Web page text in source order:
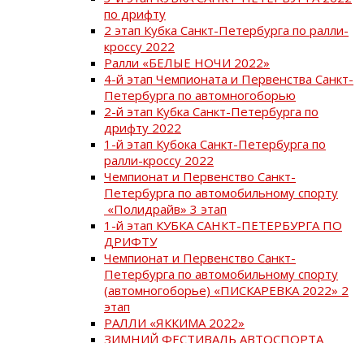
по дрифту
2 этап Кубка Санкт-Петербурга по ралли-
кроссу 2022
Ралли «БЕЛЫЕ НОЧИ 2022»
4-й этап Чемпионата и Первенства Санкт-
Петербурга по автомногоборью
2-й этап Кубка Санкт-Петербурга по
дрифту 2022
1-й этап Кубока Санкт-Петербурга по
ралли-кроссу 2022
Чемпионат и Первенство Санкт-
Петербурга по автомобильному спорту
«Полидрайв» 3 этап
1-й этап КУБКА САНКТ-ПЕТЕРБУРГА ПО
ДРИФТУ
Чемпионат и Первенство Санкт-
Петербурга по автомобильному спорту
(автомногоборье) «ПИСКАРЕВКА 2022» 2
этап
РАЛЛИ «ЯККИМА 2022»
ЗИМНИЙ ФЕСТИВАЛЬ АВТОСПОРТА